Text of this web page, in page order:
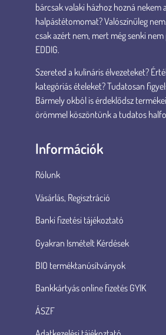
bárcsak valaki házhoz hozná nekem
halpástétomomat? Valószínűleg
csak azért nem, mert még senki
EDDIG.
Szereted a kulináris élvezeteket?
kategóriás ételeket? Tudatosan
Bármely okból is érdeklődsz
örömmel köszöntünk a tudatos
Információk
Rólunk
Vásárlás, Regisztráció
Banki fizetési tájékoztató
Gyakran Ismételt Kérdések
BIO terméktanúsítványok
Bankkártyás online fizetés GYIK
ÁSZF